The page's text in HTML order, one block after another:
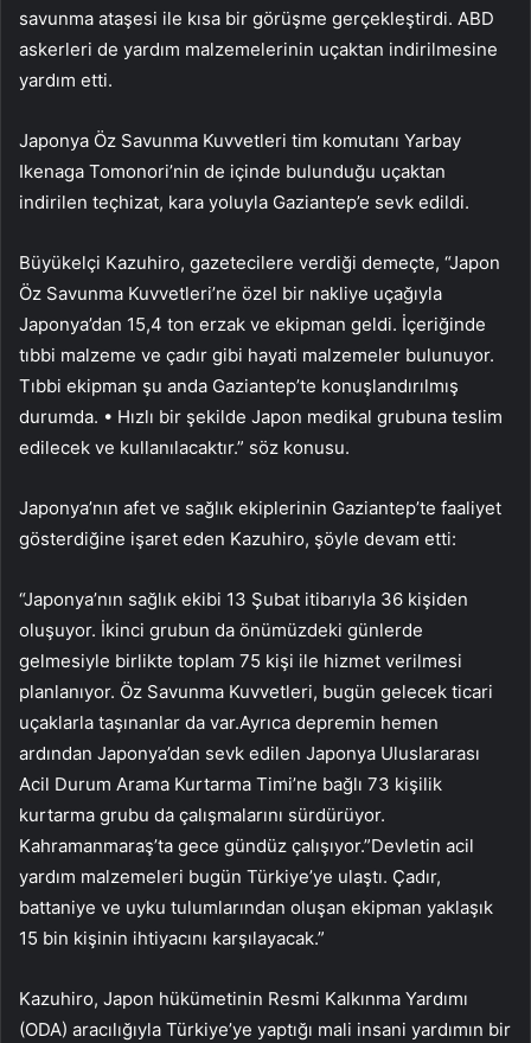
savunma ataşesi ile kısa bir görüşme gerçekleştirdi. ABD
askerleri de yardım malzemelerinin uçaktan indirilmesine
yardım etti.
Japonya Öz Savunma Kuvvetleri tim komutanı Yarbay
Ikenaga Tomonori’nin de içinde bulunduğu uçaktan
indirilen teçhizat, kara yoluyla Gaziantep’e sevk edildi.
Büyükelçi Kazuhiro, gazetecilere verdiği demeçte, “Japon
Öz Savunma Kuvvetleri’ne özel bir nakliye uçağıyla
Japonya’dan 15,4 ton erzak ve ekipman geldi. İçeriğinde
tıbbi malzeme ve çadır gibi hayati malzemeler bulunuyor.
Tıbbi ekipman şu anda Gaziantep’te konuşlandırılmış
durumda. • Hızlı bir şekilde Japon medikal grubuna teslim
edilecek ve kullanılacaktır.” söz konusu.
Japonya’nın afet ve sağlık ekiplerinin Gaziantep’te faaliyet
gösterdiğine işaret eden Kazuhiro, şöyle devam etti:
“Japonya’nın sağlık ekibi 13 Şubat itibarıyla 36 kişiden
oluşuyor. İkinci grubun da önümüzdeki günlerde
gelmesiyle birlikte toplam 75 kişi ile hizmet verilmesi
planlanıyor. Öz Savunma Kuvvetleri, bugün gelecek ticari
uçaklarla taşınanlar da var.Ayrıca depremin hemen
ardından Japonya’dan sevk edilen Japonya Uluslararası
Acil Durum Arama Kurtarma Timi’ne bağlı 73 kişilik
kurtarma grubu da çalışmalarını sürdürüyor.
Kahramanmaraş’ta gece gündüz çalışıyor.”Devletin acil
yardım malzemeleri bugün Türkiye’ye ulaştı. Çadır,
battaniye ve uyku tulumlarından oluşan ekipman yaklaşık
15 bin kişinin ihtiyacını karşılayacak.”
Kazuhiro, Japon hükümetinin Resmi Kalkınma Yardımı
(ODA) aracılığıyla Türkiye’ye yaptığı mali insani yardımın bir